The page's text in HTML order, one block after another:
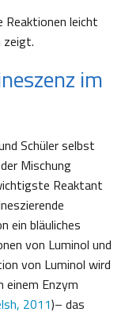
Reaktionen leicht
zeigt.
im
Schüler selbst
Mischung
Reaktant
ein bläuliches
von Luminol und
von Luminol wird
einem Enzym
2011)– das